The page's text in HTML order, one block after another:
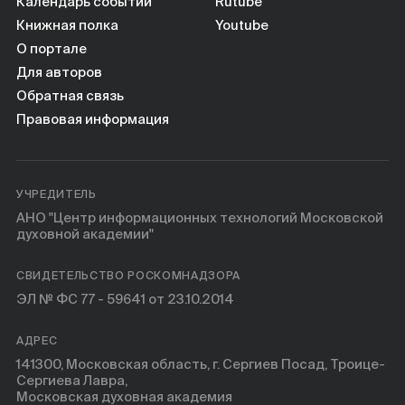
Книжная полка
О портале
Для авторов
Обратная связь
Правовая информация
Youtube
УЧРЕДИТЕЛЬ
АНО "Центр информационных технологий Московской
духовной академии"
СВИДЕТЕЛЬСТВО РОСКОМНАДЗОРА
ЭЛ № ФС 77 - 59641 от 23.10.2014
АДРЕС
141300, Московская область, г. Сергиев Посад, Троице-
Сергиева Лавра,
Московская духовная академия